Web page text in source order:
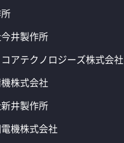
井製作所
アテクノロジーズ株式会社
株式会社
井製作所
機株式会社